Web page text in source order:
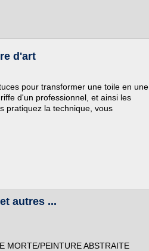
d'art
pour transformer une toile en une
d'un professionnel, et ainsi les
pratiquez la technique, vous
autres ...
MORTE/PEINTURE ABSTRAITE